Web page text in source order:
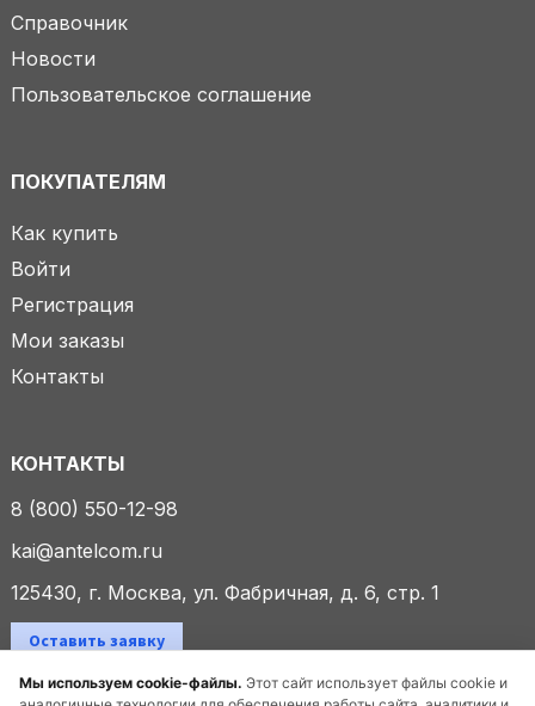
Мы используем cookie-файлы. Этот сайт использует файлы cookie и
Справочник
Новости
Пользовательское соглашение
ПОКУПАТЕЛЯМ
Как купить
Войти
Регистрация
Мои заказы
Контакты
КОНТАКТЫ
8 (800) 550-12-98
kai@antelcom.ru
125430, г. Москва, ул. Фабричная, д. 6, стр. 1
Оставить заявку